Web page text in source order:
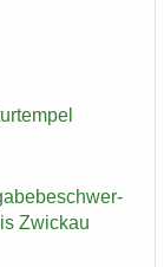
Zwi­ckau